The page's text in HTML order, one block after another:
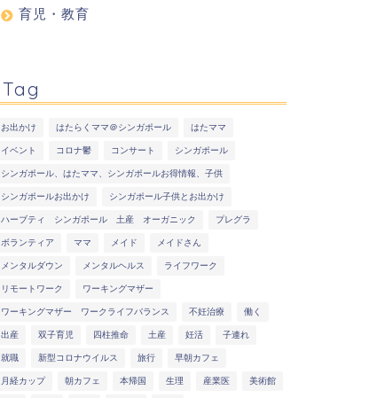
育児・教育
Tag
お出かけ はたらくママ＠シンガポール はたママ
イベント コロナ鬱 コンサート シンガポール
シンガポール、はたママ、シンガポールお得情報、子供
シンガポールお出かけ シンガポール子供とお出かけ
ハーブティ シンガポール 土産 オーガニック プレグラ
ボランティア ママ メイド メイドさん
メンタルダウン メンタルヘルス ライフワーク
リモートワーク ワーキングマザー
ワーキングマザー ワークライフバランス 不妊治療 働く
出産 双子育児 四柱推命 土産 妊活 子連れ
就職 新型コロナウイルス 旅行 早朝カフェ
月経カップ 朝カフェ 本帰国 生理 産業医 美術館